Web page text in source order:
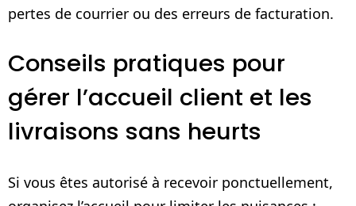
pertes de courrier ou des erreurs de facturation.
Conseils pratiques pour
gérer l’accueil client et les
livraisons sans heurts
Si vous êtes autorisé à recevoir ponctuellement,